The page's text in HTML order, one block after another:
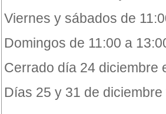
Viernes y sábados de
Domingos de 11:00 a
Cerrado día 24 diciembre
Días 25 y 31 de